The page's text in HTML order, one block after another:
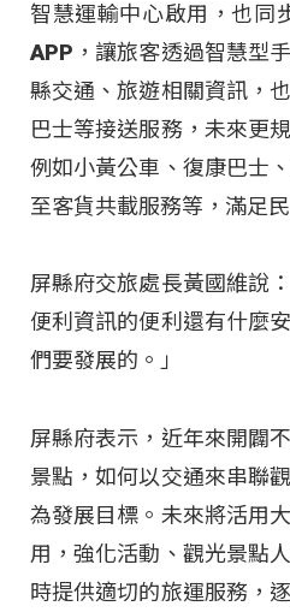
智慧運輸中心啟用，也同
APP，讓旅客透過智慧型
縣交通、旅遊相關資訊，
巴士等接送服務，未來更
例如小黃公車、復康巴士
至客貨共載服務等，滿足
屏縣府交旅處長黃國維說
便利資訊的便利還有什麼
們要發展的。」
屏縣府表示，近年來開闢
景點，如何以交通來串聯
為發展目標。未來將活用
用，強化活動、觀光景點
時提供適切的旅運服務，